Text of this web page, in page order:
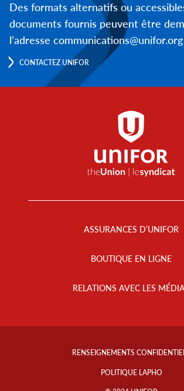
Des formats alternatifs ou
documents fournis peuvent être
l’adresse communications@unifor.org
CONTACTEZ UNIFOR
ASSURANCES D’UNIFOR
BOUTIQUE EN LIGNE
RELATIONS AVEC LES
Footer
RENSEIGNEMENTS
POLITIQUE LAPHO